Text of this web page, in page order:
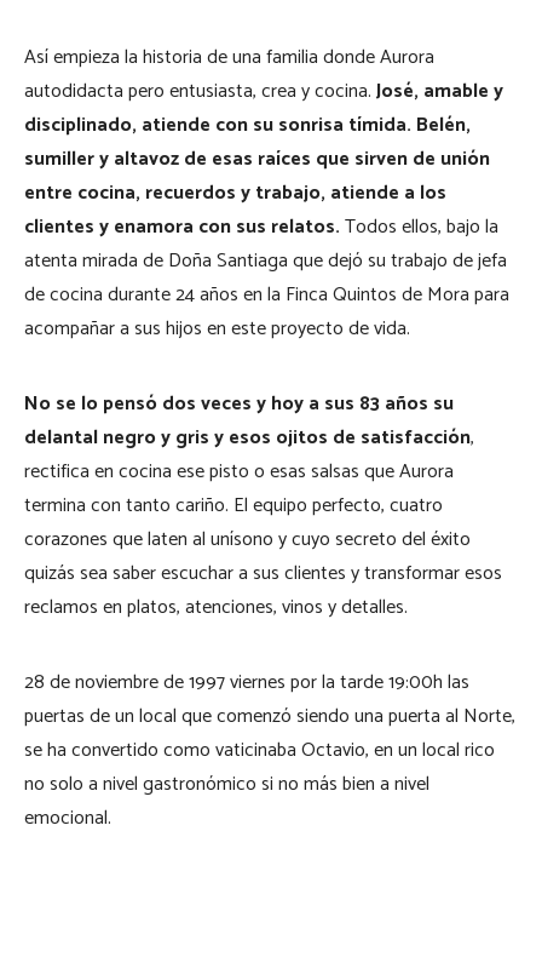
Así empieza la historia de una familia donde Aurora
autodidacta pero entusiasta, crea y cocina.José, amable y
disciplinado, atiende con su sonrisa tímida. Belén,
sumiller y altavoz de esas raíces que sirven de unión
entre cocina, recuerdos y trabajo, atiende a los
clientes y enamora con sus relatos.Todos ellos, bajo la
atenta mirada de Doña Santiaga que dejó su trabajo de jefa
de cocina durante 24 años en la Finca Quintos de Mora para
acompañar a sus hijos en este proyecto de vida.
No se lo pensó dos veces y hoy a sus 83 años su
delantal negro y gris y esos ojitos de satisfacción,
rectifica en cocina ese pisto o esas salsas que Aurora
termina con tanto cariño. El equipo perfecto, cuatro
corazones que laten al unísono y cuyo secreto del éxito
quizás sea saber escuchar a sus clientes y transformar esos
reclamos en platos, atenciones, vinos y detalles.
28 de noviembre de 1997 viernes por la tarde 19:00h las
puertas de un local que comenzó siendo una puerta al Norte,
se ha convertido como vaticinaba Octavio, en un local rico
no solo a nivel gastronómico si no más bien a nivel
emocional.